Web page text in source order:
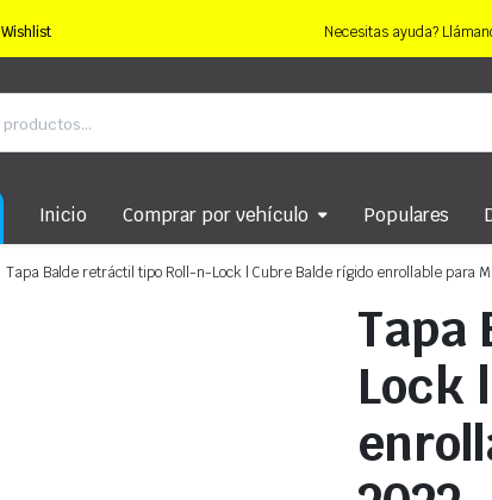
Wishlist Necesitas ayuda?
Inicio Comprar por vehículo Populares
Tapa Balde retráctil tipo Roll-n-Lock | Cubre Balde rígido enrollable para
Tapa
Lock